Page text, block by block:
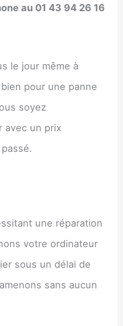
au 01 43 94 26 16
le jour même à
pour une panne
soyez
avec un prix
une réparation
votre ordinateur
sous un délai de
sans aucun